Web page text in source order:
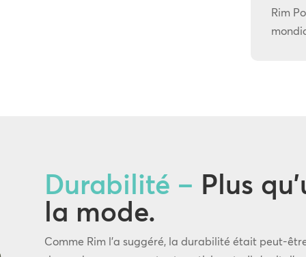
Rim
Durabilité – Plus
la mode.
Comme Rim l’a suggéré, la durabilité était peut-